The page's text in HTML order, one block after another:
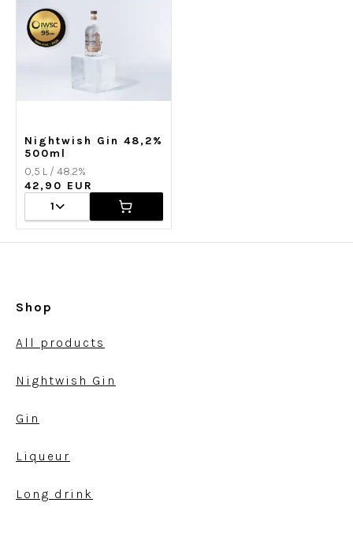
Nightwish Gin 48,2%
500ml
0,5 L / 48.2%
42,90 EUR
1
Shop
All products
Nightwish Gin
Gin
Liqueur
Long drink